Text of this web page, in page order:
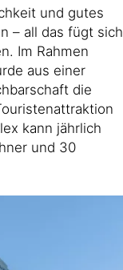
und gutes
– all das fügt sich
Im Rahmen
aus einer
die
kann jährlich
und 30